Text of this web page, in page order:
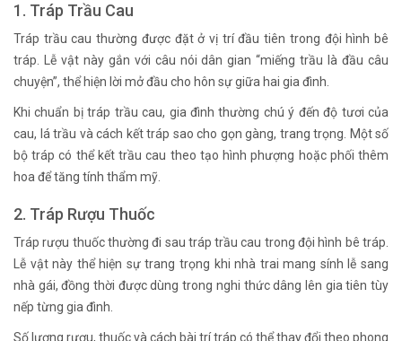
1. Tráp Trầu Cau
Tráp trầu cau thường được đặt ở vị trí đầu tiên trong đội hình bê
tráp. Lễ vật này gắn với câu nói dân gian “miếng trầu là đầu câu
chuyện”, thể hiện lời mở đầu cho hôn sự giữa hai gia đình.
Khi chuẩn bị tráp trầu cau, gia đình thường chú ý đến độ tươi của
cau, lá trầu và cách kết tráp sao cho gọn gàng, trang trọng. Một số
bộ tráp có thể kết trầu cau theo tạo hình phượng hoặc phối thêm
hoa để tăng tính thẩm mỹ.
2. Tráp Rượu Thuốc
Tráp rượu thuốc thường đi sau tráp trầu cau trong đội hình bê tráp.
Lễ vật này thể hiện sự trang trọng khi nhà trai mang sính lễ sang
nhà gái, đồng thời được dùng trong nghi thức dâng lên gia tiên tùy
nếp từng gia đình.
Số lượng rượu, thuốc và cách bài trí tráp có thể thay đổi theo phong